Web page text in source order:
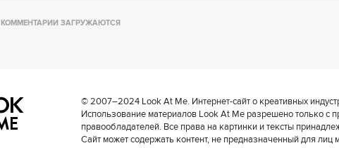
КОММЕНТАРИИ ЗАГРУЖАЮТСЯ
© 2007–2024 Look At Me. Интернет-сайт о креативных
Использование материалов Look At Me разрешено только с
правообладателей. Все права на картинки и тексты
Сайт может содержать контент, не предназначенный для лиц